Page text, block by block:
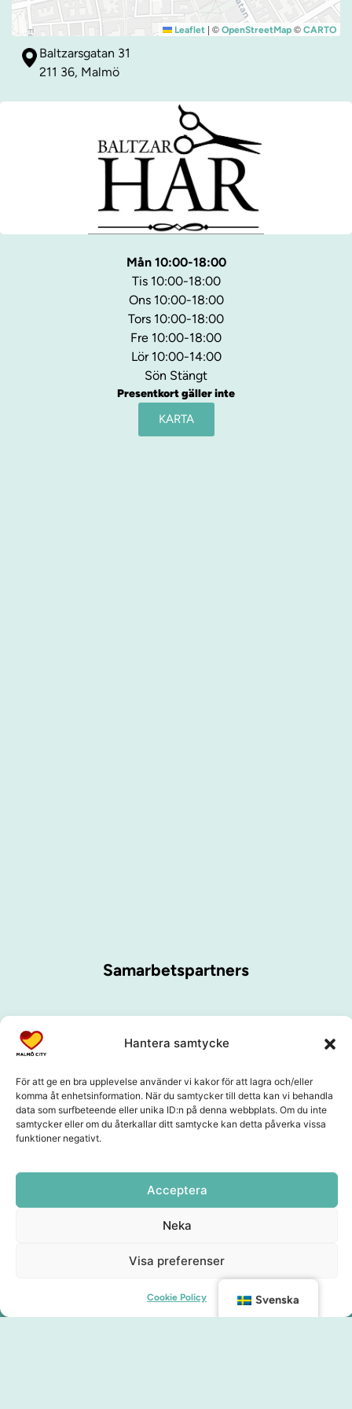
Hantera samtycke
För att ge en bra upplevelse använder vi kakor för att lagra och/eller
komma åt enhetsinformation. När du samtycker till detta kan vi behandla
data som surfbeteende eller unika ID:n på denna webbplats. Om du inte
samtycker eller om du återkallar ditt samtycke kan detta påverka vissa
funktioner negativt.
Acceptera
Neka
Visa preferenser
Cookie Policy
Leaflet | © OpenStreetMap © CARTO
Baltzarsgatan 31
211 36, Malmö
Mån 10:00-18:00
Tis 10:00-18:00
Ons 10:00-18:00
Tors 10:00-18:00
Fre 10:00-18:00
Lör 10:00-14:00
Sön Stängt
Presentkort gäller inte
KARTA
Samarbetspartners
Svenska